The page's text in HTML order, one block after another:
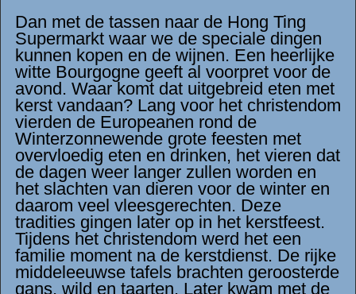
Dan met de tassen naar de Hong Ting
Supermarkt waar we de speciale dingen
kunnen kopen en de wijnen. Een heerlijke
witte Bourgogne geeft al voorpret voor de
avond. Waar komt dat uitgebreid eten met
kerst vandaan? Lang voor het christendom
vierden de Europeanen rond de
Winterzonnewende grote feesten met
overvloedig eten en drinken, het vieren dat
de dagen weer langer zullen worden en
het slachten van dieren voor de winter en
daarom veel vleesgerechten. Deze
tradities gingen later op in het kerstfeest.
Tijdens het christendom werd het een
familie moment na de kerstdienst. De rijke
middeleeuwse tafels brachten geroosterde
gans, wild en taarten. Later kwam met de